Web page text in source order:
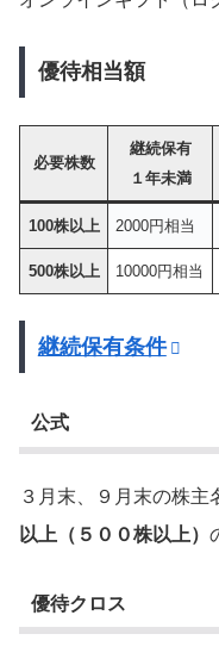
優待相当額
必要株数
継続保有
１年未満
100株以上 2000円相当
500株以上 10000円相当
継続保有条件
公式
３月末、９月末の株主
以上（５００株以上）
優待クロス